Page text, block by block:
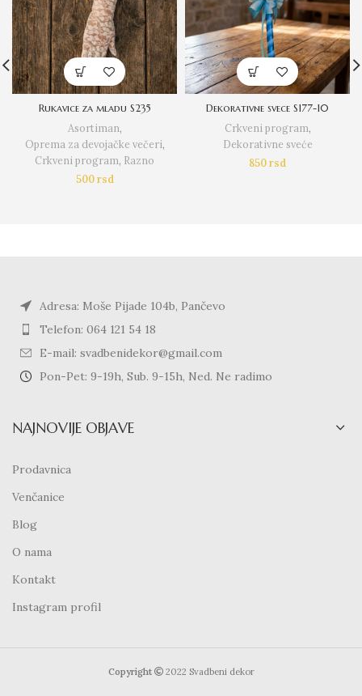
Rukavice za mladu S235
Asortiman,
Oprema za devojačke večeri,
Crkveni program, Razno
500rsd
Dekorativne svece S177-10
Crkveni program,
Dekorativne sveće
850rsd
Adresa: Moše Pijade 104b, Pančevo
Telefon: 064 121 54 18
E-mail: svadbenidekor@gmail.com
Pon-Pet: 9-19h, Sub. 9-15h, Ned. Ne radimo
NAJNOVIJE OBJAVE
Prodavnica
Venčanice
Blog
O nama
Kontakt
Instagram profil
Copyright 2022 Svadbeni dekor